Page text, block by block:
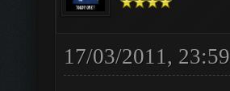
17/03/2011, 23:59